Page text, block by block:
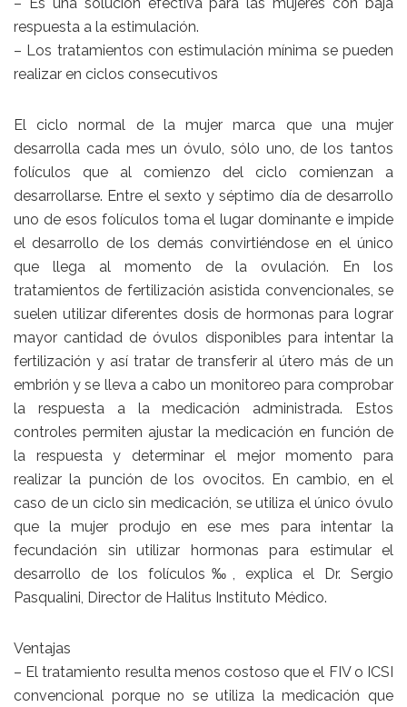
– Es una solución efectiva para las mujeres con baja
respuesta a la estimulación.
– Los tratamientos con estimulación mínima se pueden
realizar en ciclos consecutivos
El ciclo normal de la mujer marca que una mujer
desarrolla cada mes un óvulo, sólo uno, de los tantos
folículos que al comienzo del ciclo comienzan a
desarrollarse. Entre el sexto y séptimo día de desarrollo
uno de esos folículos toma el lugar dominante e impide
el desarrollo de los demás convirtiéndose en el único
que llega al momento de la ovulación. En los
tratamientos de fertilización asistida convencionales, se
suelen utilizar diferentes dosis de hormonas para lograr
mayor cantidad de óvulos disponibles para intentar la
fertilización y así tratar de transferir al útero más de un
embrión y se lleva a cabo un monitoreo para comprobar
la respuesta a la medicación administrada. Estos
controles permiten ajustar la medicación en función de
la respuesta y determinar el mejor momento para
realizar la punción de los ovocitos. En cambio, en el
caso de un ciclo sin medicación, se utiliza el único óvulo
que la mujer produjo en ese mes para intentar la
fecundación sin utilizar hormonas para estimular el
desarrollo de los folículos‰, explica el Dr. Sergio
Pasqualini, Director de Halitus Instituto Médico.
Ventajas
– El tratamiento resulta menos costoso que el FIV o ICSI
convencional porque no se utiliza la medicación que